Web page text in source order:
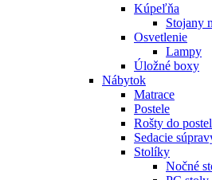
Kúpeľňa
Stojany
Osvetlenie
Lampy
Úložné boxy
Nábytok
Matrace
Postele
Rošty do
Sedacie
Stolíky
Nočné